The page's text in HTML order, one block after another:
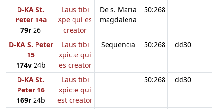
D-KA St.
Peter 14a
79r 26
Laus tibi
Xpe qui es
creator
De s. Maria
magdalena
50:268
D-KA S. Peter
15
174v24b
Laus tibi
xpicte qui
es creator
Sequencia 50:268 dd30
D-KA St.
Peter 16
169r24b
Laus tibi
xpicte qui
est creator
50:268 dd30